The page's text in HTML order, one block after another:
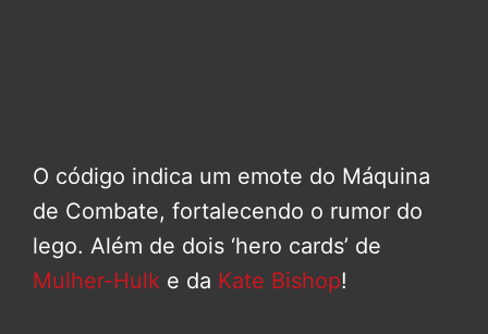
O código indica um emote do Máquina
de Combate, fortalecendo o rumor do
lego. Além de dois ‘hero cards’ de
Mulher-Hulk e da Kate Bishop!